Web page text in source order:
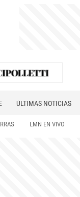
ÚLTIMAS NOTICIAS
LMN EN VIVO